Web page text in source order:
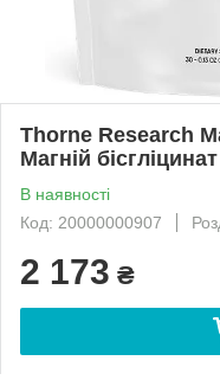
Thorne Research
Магній
В наявності
Код: 20000000907
2 173 ₴